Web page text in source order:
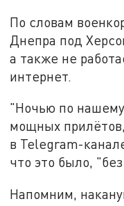
По словам
Днепра под
а также не
интернет.
"Ночью по
мощных
в Telegram-
что это было,
Напомним,